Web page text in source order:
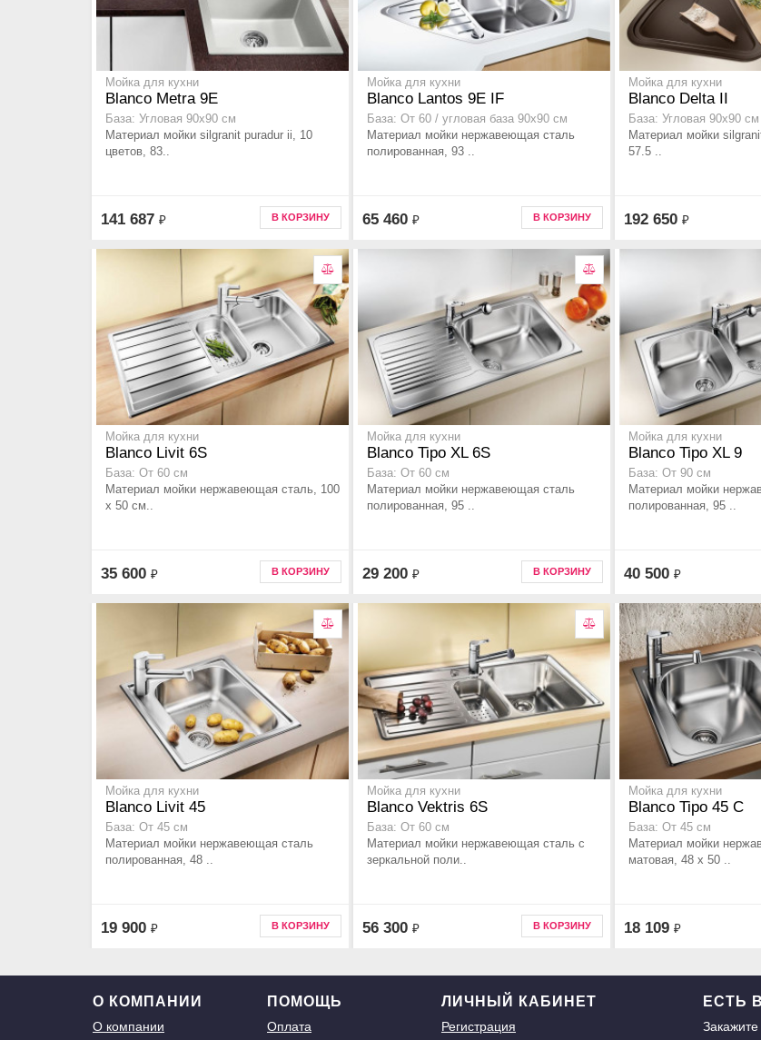
Мойка для кухни
Blanco Metra 9E
База: Угловая 90x90 см
Материал мойки silgranit puradur ii, 10
цветов, 83..
141 687 ₽ В КОРЗИНУ
Мойка для кухни
Blanco Lantos 9E IF
База: От 60 / угловая база 90x90 см
Материал мойки нержавеющая сталь
полированная, 93 ..
65 460 ₽ В КОРЗИНУ
Мойка для кухни
Blanco Delta II
База: Угловая 90x90 см
Материал мойки
57.5 ..
192 650 ₽
Мойка для кухни
Blanco Livit 6S
База: От 60 см
Материал мойки нержавеющая сталь, 100
x 50 см..
35 600 ₽ В КОРЗИНУ
Мойка для кухни
Blanco Tipo XL 6S
База: От 60 см
Материал мойки нержавеющая сталь
полированная, 95 ..
29 200 ₽ В КОРЗИНУ
Мойка для кухни
Blanco Tipo XL 9
База: От 90 см
Материал мойки
полированная, 95 ..
40 500 ₽
Мойка для кухни
Blanco Livit 45
База: От 45 см
Материал мойки нержавеющая сталь
полированная, 48 ..
19 900 ₽ В КОРЗИНУ
Мойка для кухни
Blanco Vektris 6S
База: От 60 см
Материал мойки нержавеющая сталь с
зеркальной поли..
56 300 ₽ В КОРЗИНУ
Мойка для кухни
Blanco Tipo 45 C
База: От 45 см
Материал мойки
матовая, 48 x 50 ..
18 109 ₽
О КОМПАНИИ
О компании
ПОМОЩЬ
Оплата
ЛИЧНЫЙ КАБИНЕТ
Регистрация
ЕСТЬ
Закажите